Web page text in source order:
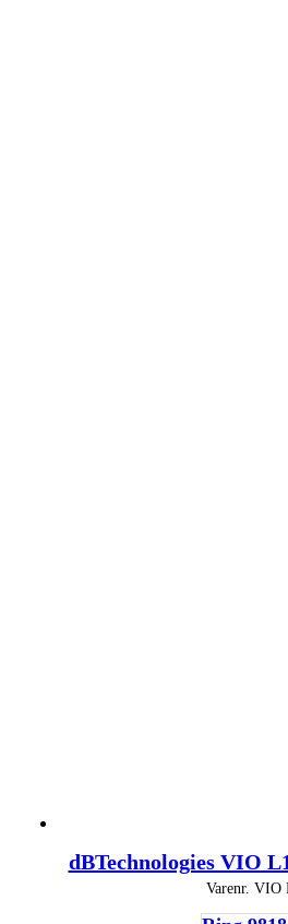
dBTechnologies VIO
Varenr. VIO